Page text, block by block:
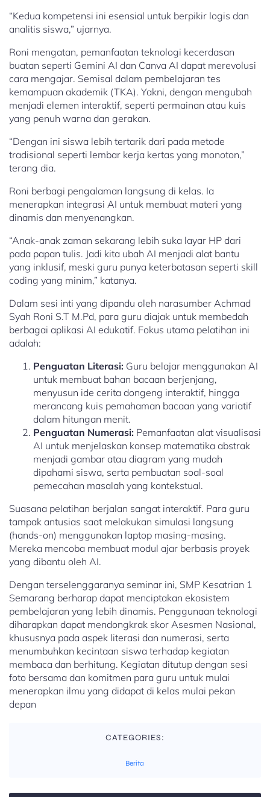
“Kedua kompetensi ini esensial untuk berpikir logis dan
analitis siswa,” ujarnya.
Roni mengatan, pemanfaatan teknologi kecerdasan
buatan seperti Gemini AI dan Canva AI dapat merevolusi
cara mengajar. Semisal dalam pembelajaran tes
kemampuan akademik (TKA). Yakni, dengan mengubah
menjadi elemen interaktif, seperti permainan atau kuis
yang penuh warna dan gerakan.
“Dengan ini siswa lebih tertarik dari pada metode
tradisional seperti lembar kerja kertas yang monoton,”
terang dia.
Roni berbagi pengalaman langsung di kelas. Ia
menerapkan integrasi AI untuk membuat materi yang
dinamis dan menyenangkan.
“Anak-anak zaman sekarang lebih suka layar HP dari
pada papan tulis. Jadi kita ubah AI menjadi alat bantu
yang inklusif, meski guru punya keterbatasan seperti skill
coding yang minim,” katanya.
Dalam sesi inti yang dipandu oleh narasumber Achmad
Syah Roni S.T M.Pd, para guru diajak untuk membedah
berbagai aplikasi AI edukatif. Fokus utama pelatihan ini
adalah:
Penguatan Literasi: Guru belajar menggunakan AI
untuk membuat bahan bacaan berjenjang,
menyusun ide cerita dongeng interaktif, hingga
merancang kuis pemahaman bacaan yang variatif
dalam hitungan menit.
Penguatan Numerasi: Pemanfaatan alat visualisasi
AI untuk menjelaskan konsep matematika abstrak
menjadi gambar atau diagram yang mudah
dipahami siswa, serta pembuatan soal-soal
pemecahan masalah yang kontekstual.
Suasana pelatihan berjalan sangat interaktif. Para guru
tampak antusias saat melakukan simulasi langsung
(hands-on) menggunakan laptop masing-masing.
Mereka mencoba membuat modul ajar berbasis proyek
yang dibantu oleh AI.
Dengan terselenggaranya seminar ini, SMP Kesatrian 1
Semarang berharap dapat menciptakan ekosistem
pembelajaran yang lebih dinamis. Penggunaan teknologi
diharapkan dapat mendongkrak skor Asesmen Nasional,
khususnya pada aspek literasi dan numerasi, serta
menumbuhkan kecintaan siswa terhadap kegiatan
membaca dan berhitung. Kegiatan ditutup dengan sesi
foto bersama dan komitmen para guru untuk mulai
menerapkan ilmu yang didapat di kelas mulai pekan
depan
CATEGORIES:
Berita